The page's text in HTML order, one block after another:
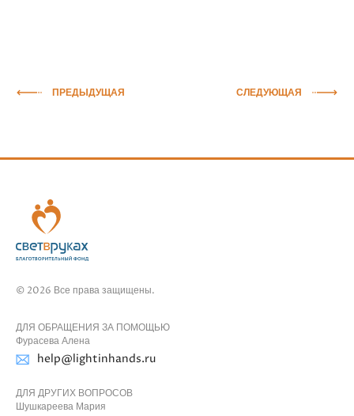
ПРЕДЫДУЩАЯ СЛЕДУЮЩАЯ
© 2026 Все права защищены.
ДЛЯ ОБРАЩЕНИЯ ЗА ПОМОЩЬЮ
Фурасева Алена
help@lightinhands.ru
ДЛЯ ДРУГИХ ВОПРОСОВ
Шушкареева Мария